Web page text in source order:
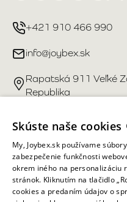
+421 910 466 990
info@joybex.sk
Rapatská 911 Veľké
Republika
Užitočné odkazy
Účet
Informácie
Skúste naše cookies
My, Joybex.sk používame
zabezpečenie funkčnosti
okrem iného na personalizáciu
stránok. Kliknutím na tlačidlo
cookies a predaním údajov o